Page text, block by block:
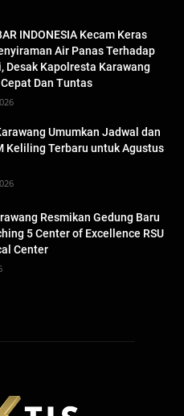
INDONESIA Kecam Keras
Air Panas Terhadap
Desak Kapolresta Karawang
Dan Tuntas
Umumkan Jadwal dan
Keliling Terbaru untuk Agustus
Resmikan Gedung Baru
5 Center of Excellence RSU
Center